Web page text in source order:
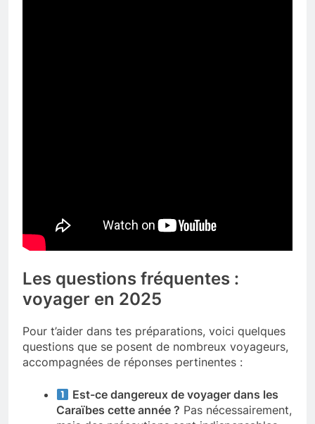
Les questions fréquentes :
voyager en 2025
Pour t’aider dans tes préparations, voici quelques
questions que se posent de nombreux voyageurs,
accompagnées de réponses pertinentes :
Est-ce dangereux de voyager dans les
Caraïbes cette année ? Pas nécessairement,